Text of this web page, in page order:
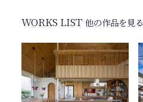
WORKS LIST 他の作品を見る